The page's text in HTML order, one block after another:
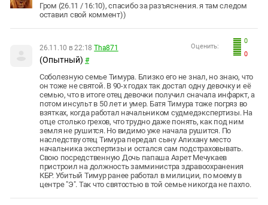
Гром (26.11 / 16:10), спасибо за разъяснения. я там следом
оставил свой коммент))
0
0
Оценить:
26.11.10 в 22:18 Tha871
(Опытный) #
Соболезную семье Тимура. Близко его не знал, но знаю, что
он тоже не святой. В 90-х годах так достал одну девочку и её
семью, что в итоге отец девочки получил сначала инфаркт, а
потом инсульт в 50 лет и умер. Батя Тимура тоже погряз во
взятках, когда работал начальником судмедэкспертизы. На
отце столько грехов, что трудно даже понять, как под ним
земля не рушится. Но видимо уже начала рушится. По
наследству отец Тимура передал сыну Алихану место
начальника экспертизы и остался сам подстраховывать.
Свою посредственную Дочь папаша Азрет Мечукаев
пристроил на должность замминистра здравоохранения
КБР. Убитый Тимур ранее работал в милиции, по моему в
центре "Э". Так что святостью в той семье никогда не пахло.